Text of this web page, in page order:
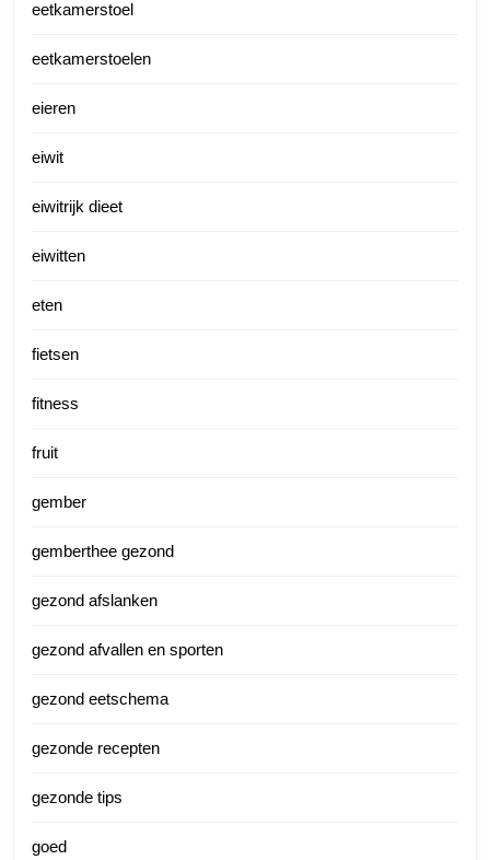
eetkamerstoel
eetkamerstoelen
eieren
eiwit
eiwitrijk dieet
eiwitten
eten
fietsen
fitness
fruit
gember
gemberthee gezond
gezond afslanken
gezond afvallen en sporten
gezond eetschema
gezonde recepten
gezonde tips
goed